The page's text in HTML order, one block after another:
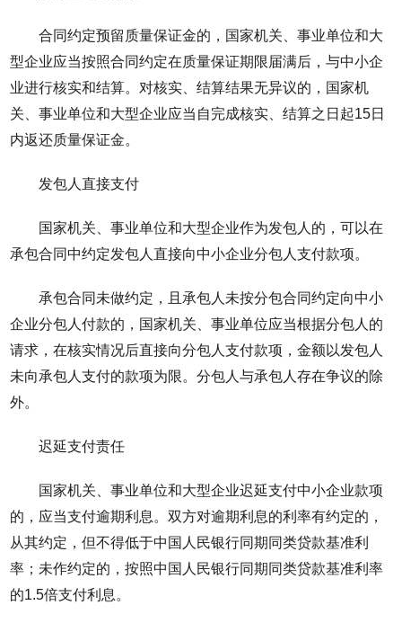
合同约定预留质量保证金的，国家机关、事业单位和大
型企业应当按照合同约定在质量保证期限届满后，与中小企
业进行核实和结算。对核实、结算结果无异议的，国家机
关、事业单位和大型企业应当自完成核实、结算之日起15日
内返还质量保证金。
发包人直接支付
国家机关、事业单位和大型企业作为发包人的，可以在
承包合同中约定发包人直接向中小企业分包人支付款项。
承包合同未做约定，且承包人未按分包合同约定向中小
企业分包人付款的，国家机关、事业单位应当根据分包人的
请求，在核实情况后直接向分包人支付款项，金额以发包人
未向承包人支付的款项为限。分包人与承包人存在争议的除
外。
迟延支付责任
国家机关、事业单位和大型企业迟延支付中小企业款项
的，应当支付逾期利息。双方对逾期利息的利率有约定的，
从其约定，但不得低于中国人民银行同期同类贷款基准利
率；未作约定的，按照中国人民银行同期同类贷款基准利率
的1.5倍支付利息。